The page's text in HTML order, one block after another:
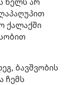
ქალაქში
ბავშვობის
ჩემს